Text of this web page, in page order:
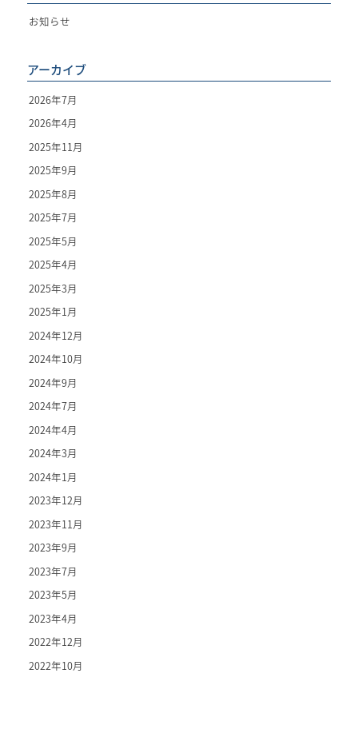
お知らせ
アーカイブ
2026年7月
2026年4月
2025年11月
2025年9月
2025年8月
2025年7月
2025年5月
2025年4月
2025年3月
2025年1月
2024年12月
2024年10月
2024年9月
2024年7月
2024年4月
2024年3月
2024年1月
2023年12月
2023年11月
2023年9月
2023年7月
2023年5月
2023年4月
2022年12月
2022年10月